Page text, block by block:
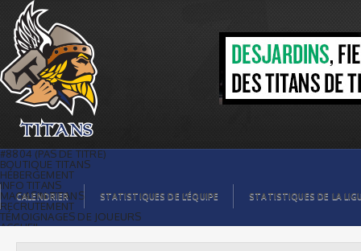
Thomas Laforge de retour pour une
3ieme saison | Titans de témiscaming
#8804 (PAS DE TITRE)
BOUTIQUE TITANS
HÉBERGEMENT
INFO TITANS
MAGASIN TITANS
RECRUTEMENT
TÉMOIGNAGES DE JOUEURS
ACCUEIL
CALENDRIER STATISTIQUES DE L’ÉQUIPE STATISTIQUES DE LA